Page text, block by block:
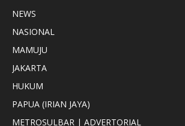
NEWS
NASIONAL
MAMUJU
JAKARTA
HUKUM
PAPUA (IRIAN JAYA)
METROSULBAR | ADVERTORIAL